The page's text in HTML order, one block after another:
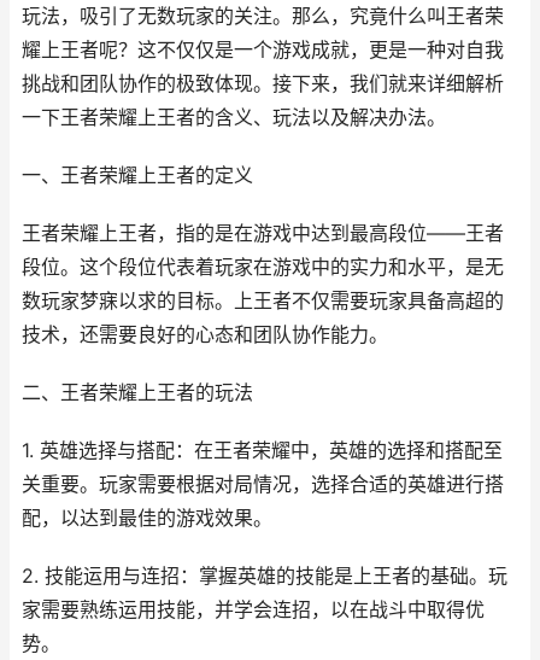
玩法，吸引了无数玩家的关注。那么，究竟什么叫王者荣
耀上王者呢？这不仅仅是一个游戏成就，更是一种对自我
挑战和团队协作的极致体现。接下来，我们就来详细解析
一下王者荣耀上王者的含义、玩法以及解决办法。
一、王者荣耀上王者的定义
王者荣耀上王者，指的是在游戏中达到最高段位——王者
段位。这个段位代表着玩家在游戏中的实力和水平，是无
数玩家梦寐以求的目标。上王者不仅需要玩家具备高超的
技术，还需要良好的心态和团队协作能力。
二、王者荣耀上王者的玩法
1. 英雄选择与搭配：在王者荣耀中，英雄的选择和搭配至
关重要。玩家需要根据对局情况，选择合适的英雄进行搭
配，以达到最佳的游戏效果。
2. 技能运用与连招：掌握英雄的技能是上王者的基础。玩
家需要熟练运用技能，并学会连招，以在战斗中取得优
势。